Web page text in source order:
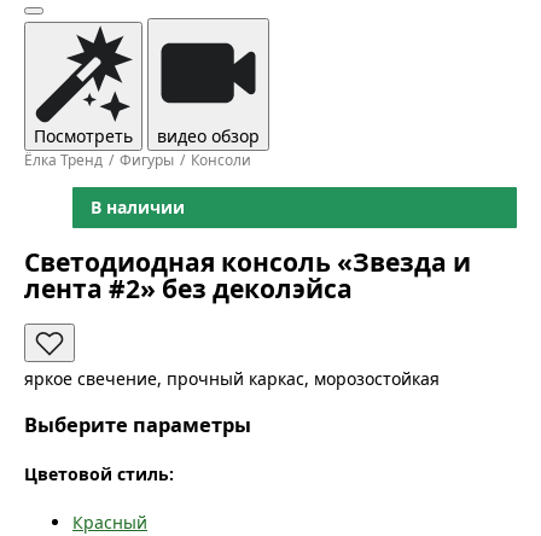
Посмотреть видео обзор
Ёлка Тренд Фигуры Консоли
В наличии
Светодиодная консоль «Звезда и
лента #2» без деколэйса
яркое свечение, прочный каркас, морозостойкая
Выберите параметры
Цветовой стиль:
Красный